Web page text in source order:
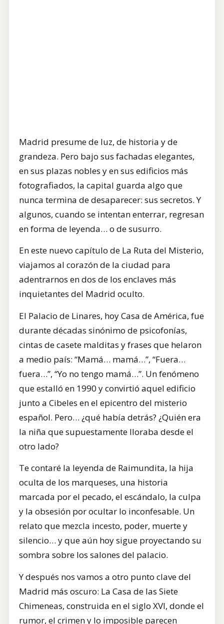
Madrid presume de luz, de historia y de
grandeza. Pero bajo sus fachadas elegantes,
en sus plazas nobles y en sus edificios más
fotografiados, la capital guarda algo que
nunca termina de desaparecer: sus secretos. Y
algunos, cuando se intentan enterrar, regresan
en forma de leyenda… o de susurro.
En este nuevo capítulo de La Ruta del Misterio,
viajamos al corazón de la ciudad para
adentrarnos en dos de los enclaves más
inquietantes del Madrid oculto.
El Palacio de Linares, hoy Casa de América, fue
durante décadas sinónimo de psicofonías,
cintas de casete malditas y frases que helaron
a medio país: “Mamá… mamá…”, “Fuera…
fuera…”, “Yo no tengo mamá…”. Un fenómeno
que estalló en 1990 y convirtió aquel edificio
junto a Cibeles en el epicentro del misterio
español. Pero… ¿qué había detrás? ¿Quién era
la niña que supuestamente lloraba desde el
otro lado?
Te contaré la leyenda de Raimundita, la hija
oculta de los marqueses, una historia
marcada por el pecado, el escándalo, la culpa
y la obsesión por ocultar lo inconfesable. Un
relato que mezcla incesto, poder, muerte y
silencio… y que aún hoy sigue proyectando su
sombra sobre los salones del palacio.
Y después nos vamos a otro punto clave del
Madrid más oscuro: La Casa de las Siete
Chimeneas, construida en el siglo XVI, donde el
rumor, el crimen y lo imposible parecen